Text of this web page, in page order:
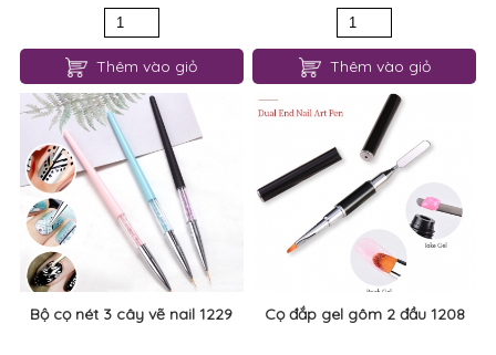
Thêm vào giỏ Thêm vào giỏ
Bộ cọ nét 3 cây vẽ nail 1229 Cọ đắp gel gôm 2 đầu 1208